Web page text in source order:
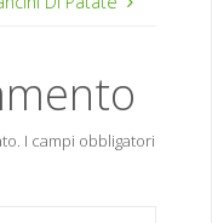
I campi obbligatori